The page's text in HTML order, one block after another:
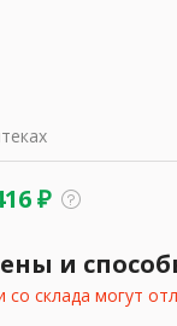
₽
и
склада могут